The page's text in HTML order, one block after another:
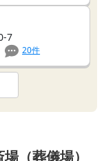
7
20件
（葬儀場）